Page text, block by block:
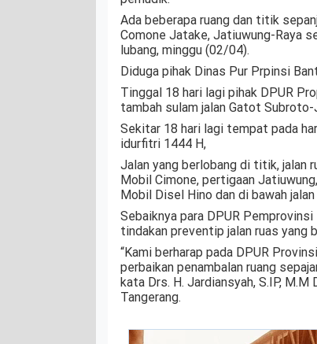
Ada beberapa ruang dan titik
Comone Jatake, Jatiuwung-Raya
lubang, minggu (02/04).
Diduga pihak Dinas Pur Prpinsi
Tinggal 18 hari lagi pihak DPUR
tambah sulam jalan Gatot Subroto-
Sekitar 18 hari lagi tempat pada
idurfitri 1444 H,
Jalan yang berlobang di titik, jalan
Mobil Cimone, pertigaan
Mobil Disel Hino dan di bawah
Sebaiknya para DPUR
tindakan preventip jalan ruas yang
“Kami berharap pada DPUR
perbaikan penambalan ruang
kata Drs. H. Jardiansyah, S.IP,
Tangerang.